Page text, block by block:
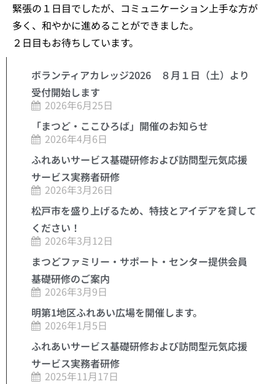
緊張の１日目でしたが、コミュニケーション上手な方が
多く、和やかに進めることができました。
２日目もお待ちしています。
ボランティアカレッジ2026 ８月１日（土）より
受付開始します
2026年6月25日
「まつど・ここひろば」開催のお知らせ
2026年4月6日
ふれあいサービス基礎研修および訪問型元気応援
サービス実務者研修
2026年3月26日
松戸市を盛り上げるため、特技とアイデアを貸して
ください！
2026年3月12日
まつどファミリー・サポート・センター提供会員
基礎研修のご案内
2026年3月9日
明第1地区ふれあい広場を開催します。
2026年1月5日
ふれあいサービス基礎研修および訪問型元気応援
サービス実務者研修
2025年11月17日